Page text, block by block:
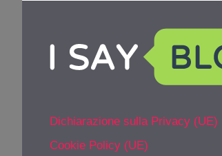
Dichiarazione sulla Privacy (UE)
Cookie Policy (UE)